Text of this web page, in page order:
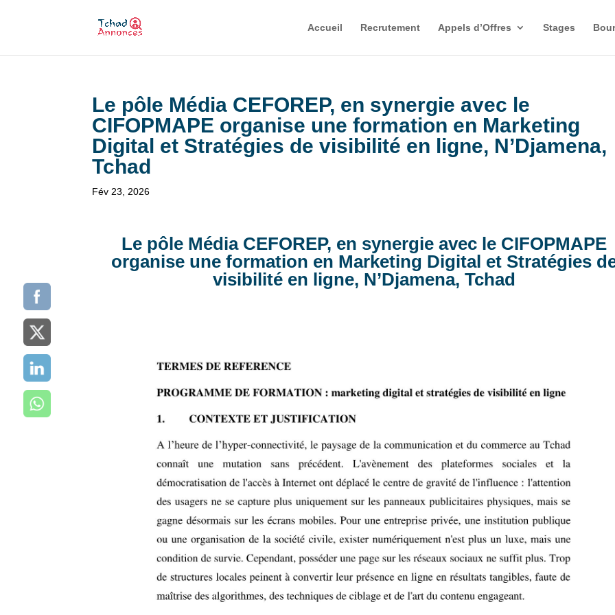
Accueil Recrutement Appels d’Offres Stages
Le pôle Média CEFOREP, en synergie avec le
CIFOPMAPE organise une formation en Marketing
Digital et Stratégies de visibilité en ligne, N’Djamena,
Tchad
Fév 23, 2026
Le pôle Média CEFOREP, en synergie avec le CIFOPMAPE
organise une formation en Marketing Digital et Stratégies
visibilité en ligne, N’Djamena, Tchad